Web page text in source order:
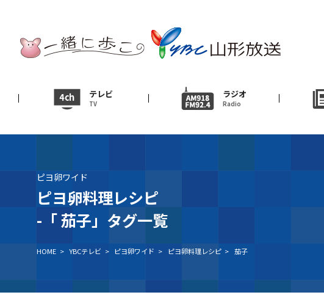
テレビ
TV
ラジオ
Radio
テレビ
ニュース
News
イベント
ＹＢＣオンデマンド
ピヨ卵ワイド
ピヨ卵料理レシピ
-「茄子」タグ一覧
HOME > YBCテレビ > ピヨ卵ワイド > ピヨ卵料理レシピ > 茄子